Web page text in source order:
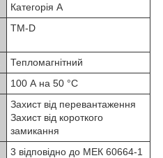
Категорія A
TM-D
Тепломагнітний
100 А на 50 °C
Захист від перевантаження
Захист від короткого
замикання
3 відповідно до МЕК 60664-1